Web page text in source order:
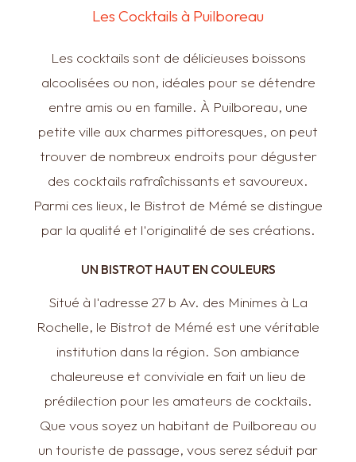
Les Cocktails à Puilboreau
Les cocktails sont de délicieuses boissons
alcoolisées ou non, idéales pour se détendre
entre amis ou en famille. À Puilboreau, une
petite ville aux charmes pittoresques, on peut
trouver de nombreux endroits pour déguster
des cocktails rafraîchissants et savoureux.
Parmi ces lieux, le Bistrot de Mémé se distingue
par la qualité et l'originalité de ses créations.
UN BISTROT HAUT EN COULEURS
Situé à l'adresse 27 b Av. des Minimes à La
Rochelle, le Bistrot de Mémé est une véritable
institution dans la région. Son ambiance
chaleureuse et conviviale en fait un lieu de
prédilection pour les amateurs de cocktails.
Que vous soyez un habitant de Puilboreau ou
un touriste de passage, vous serez séduit par